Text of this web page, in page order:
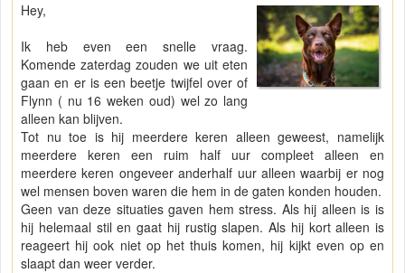
Hey,
Ik heb even een snelle vraag.
Komende zaterdag zouden we uit eten
gaan en er is een beetje twijfel over of
Flynn ( nu 16 weken oud) wel zo lang
alleen kan blijven.
Tot nu toe is hij meerdere keren alleen geweest, namelijk
meerdere keren een ruim half uur compleet alleen en
meerdere keren ongeveer anderhalf uur alleen waarbij er nog
wel mensen boven waren die hem in de gaten konden houden.
Geen van deze situaties gaven hem stress. Als hij alleen is is
hij helemaal stil en gaat hij rustig slapen. Als hij kort alleen is
reageert hij ook niet op het thuis komen, hij kijkt even op en
slaapt dan weer verder.